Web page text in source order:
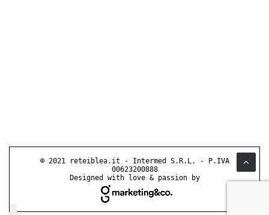
© 2021 reteiblea.it - Intermed S.R.L. - P.IVA
00623200888
Designed with love & passion by